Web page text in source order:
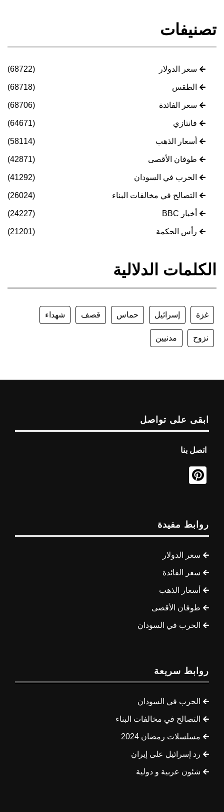
تصنيفات
سعر الدولار (68722)
الطقس (68718)
سعر الفائدة (68706)
فانتازي (64671)
أسعار الذهب (58114)
طوفان الأقصى (42871)
الحرب في السودان (41292)
التصالح في مخالفات البناء (26024)
أخبار BBC (24227)
رأس الحكمة (21201)
الكلمات الدلالية
غزة إسرائيل حماس قصف شهداء
نزوح مدنيين
ابقى على تواصل
اتصل بنا
روابط مفيدة
سعر الدولار
سعر الفائدة
أسعار الذهب
طوفان الأقصى
الحرب في السودان
روابط سريعة
الحرب في السودان
التصالح في مخالفات البناء
مسلسلات رمضان 2024
رد إسرائيل على إيران
شئون عربية و دولية